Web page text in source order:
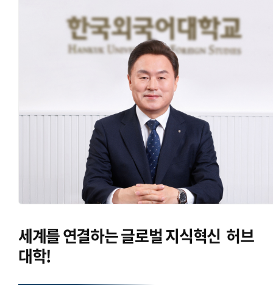
세계를 연결하는글로벌 지식혁신 허브
대학!